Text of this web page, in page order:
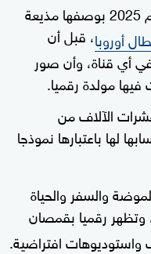
وسبق أن انتشرت إيشان أكسوي عام 2025 بوصفها مذيعة
أوروبا، قبل أن
أي قناة، وأن صور
مولدة رقميا.
الآلاف من
لها باعتبارها نموذجا
والسفر والحياة
وتظهر رقميا بقمصان
واستوديوهات افتراضية.